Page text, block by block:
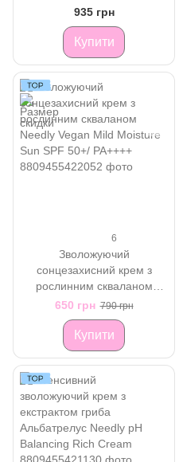
935 грн
Купити
6
Зволожуючий
сонцезахисний крем з
рослинним скваланом
Needly Vegan Mild Moisture
Sun SPF 50+/ PA++++
650 грн 790 грн
Купити